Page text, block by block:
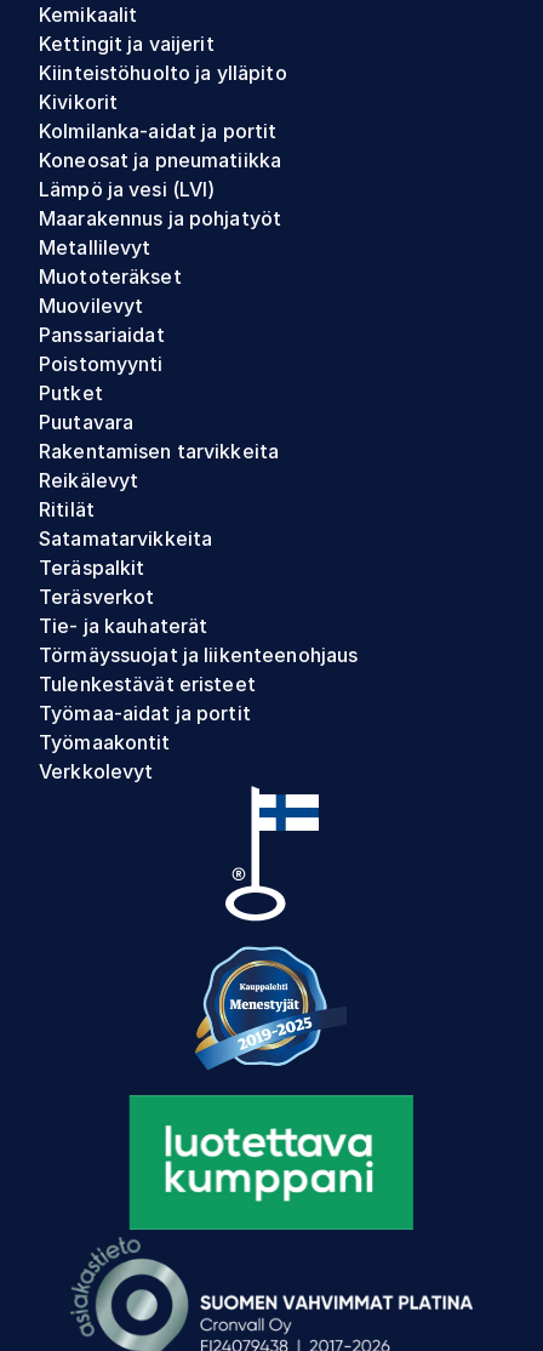
Kemikaalit
Kettingit ja vaijerit
Kiinteistöhuolto ja ylläpito
Kivikorit
Kolmilanka-aidat ja portit
Koneosat ja pneumatiikka
Lämpö ja vesi (LVI)
Maarakennus ja pohjatyöt
Metallilevyt
Muototeräkset
Muovilevyt
Panssariaidat
Poistomyynti
Putket
Puutavara
Rakentamisen tarvikkeita
Reikälevyt
Ritilät
Satamatarvikkeita
Teräspalkit
Teräsverkot
Tie- ja kauhaterät
Törmäyssuojat ja liikenteenohjaus
Tulenkestävät eristeet
Työmaa-aidat ja portit
Työmaakontit
Verkkolevyt